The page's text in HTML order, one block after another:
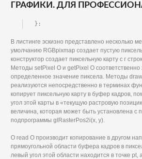
ГРАФИКИ. ДЛЯ
}:
В листинге эскизно представлено несколько
умолчанию RGBpixmap создает пустую
конструктор создает пиксельную карту с г
Методы setPixel О и getPixel О
определенное значение пиксела. Методы
реализуются непосредственно в терминах
копирует пиксельную карту в буфер кадров,
угол этой карты в «текущую растровую
величина, которая может быть установлена с
подпрограммы glRasterPos2i(x, у).
О read О производит копирование в другом
прямоугольной области буфера кадров в
левый угол этой области находится в точке